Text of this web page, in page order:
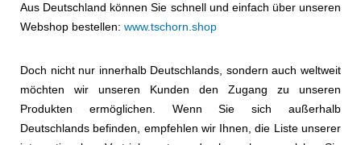
Aus Deutschland können Sie schnell und einfach über unseren
Webshop bestellen:www.tschorn.shop
Doch nicht nur innerhalb Deutschlands, sondern auch weltweit
möchten wir unseren Kunden den Zugang zu unseren
Produkten ermöglichen. Wenn Sie sich außerhalb
Deutschlands befinden, empfehlen wir Ihnen, die Liste unserer